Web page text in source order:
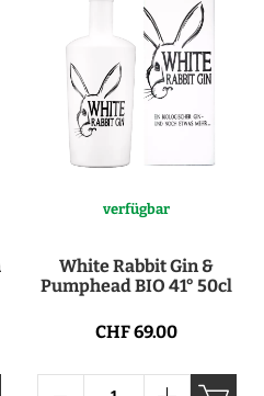
verfügbar
White Rabbit Gin &
Pumphead BIO 41° 50cl
CHF 69.00